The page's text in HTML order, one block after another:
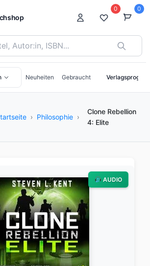
Titel, Autor:in oder ISBN
0 0
Neuheiten Gebraucht
› Philosophie ›
Clone Rebellion
4: Elite
AUDIO